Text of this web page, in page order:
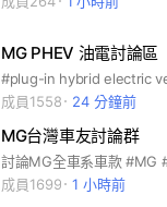
MG PHEV 油電討論區
成員1558
24 分鐘前
MG台灣車友討論群
成員1699
1 小時前